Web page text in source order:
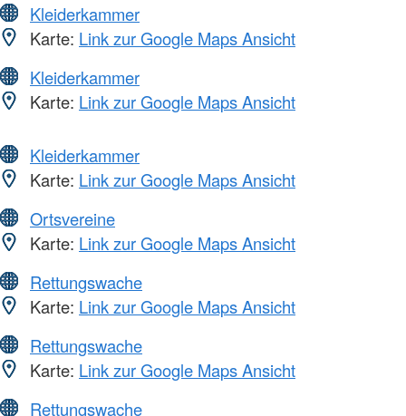
Kleiderkammer
Karte: Link zur Google Maps Ansicht
Kleiderkammer
Karte: Link zur Google Maps Ansicht
Kleiderkammer
Karte: Link zur Google Maps Ansicht
Ortsvereine
Karte: Link zur Google Maps Ansicht
Rettungswache
Karte: Link zur Google Maps Ansicht
Rettungswache
Karte: Link zur Google Maps Ansicht
Rettungswache